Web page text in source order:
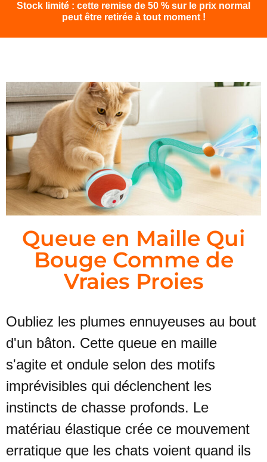
Stock limité : cette remise de 50 % sur le prix normal
peut être retirée à tout moment !
Queue en Maille Qui
Bouge Comme de
Vraies Proies
Oubliez les plumes ennuyeuses au bout
d'un bâton. Cette queue en maille
s'agite et ondule selon des motifs
imprévisibles qui déclenchent les
instincts de chasse profonds. Le
matériau élastique crée ce mouvement
erratique que les chats voient quand ils